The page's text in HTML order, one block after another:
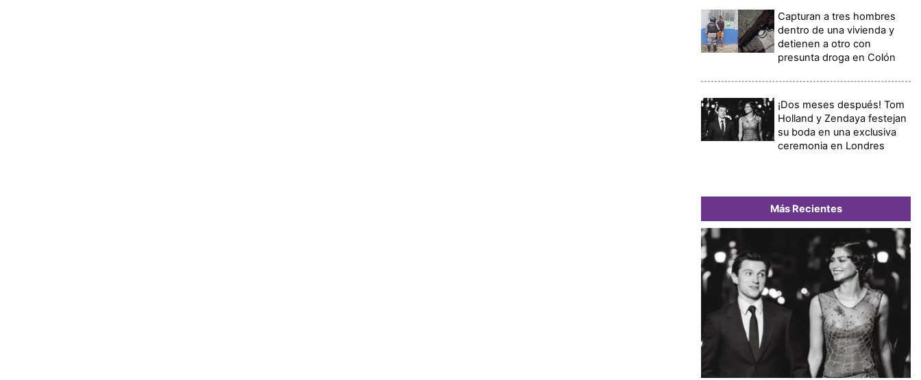
Capturan a tres hombres
dentro de una vivienda y
detienen a otro con
presunta droga en Colón
¡Dos meses después! Tom
Holland y Zendaya festejan
su boda en una exclusiva
ceremonia en Londres
Más Recientes